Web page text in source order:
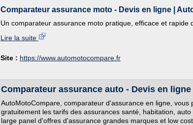
Comparateur assurance moto - Devis en ligne |
Un comparateur assurance moto pratique, efficace et rapide
Lire la suite
Site : https://www.automotocompare.fr
Comparateur assurance auto - Devis en
AutoMotoCompare, comparateur d'assurance en ligne, vous
gratuitement les tarifs des assurances santé, habitation,
large panel d'offres d'assurance grandes marques et low